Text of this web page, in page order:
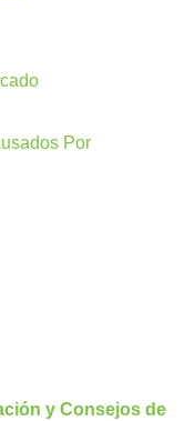
Por
y Consejos de